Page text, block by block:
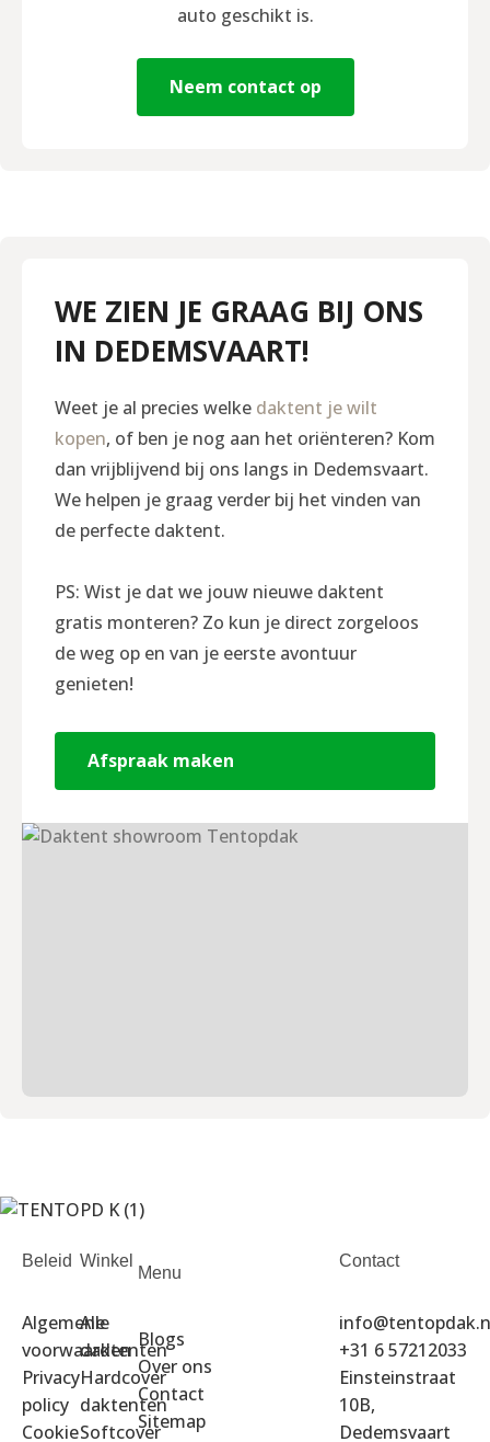
auto geschikt is.
Neem contact op
WE ZIEN JE GRAAG BIJ ONS
IN DEDEMSVAART!
Weet je al precies welke daktent je wilt
kopen, of ben je nog aan het oriënteren? Kom
dan vrijblijvend bij ons langs in Dedemsvaart.
We helpen je graag verder bij het vinden van
de perfecte daktent.
PS: Wist je dat we jouw nieuwe daktent
gratis monteren? Zo kun je direct zorgeloos
de weg op en van je eerste avontuur
genieten!
Afspraak maken
Beleid
Algemene
voorwaarden
Privacy
policy
Cookie
Winkel
Alle
daktenten
Hardcover
daktenten
Softcover
Menu
Blogs
Over ons
Contact
Sitemap
Contact
+31 6 57212033
Einsteinstraat
10B,
Dedemsvaart